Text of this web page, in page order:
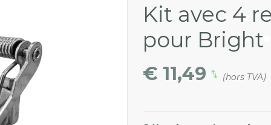
Kit avec 4
pour Bright
€ 11,49 (hors TVA)